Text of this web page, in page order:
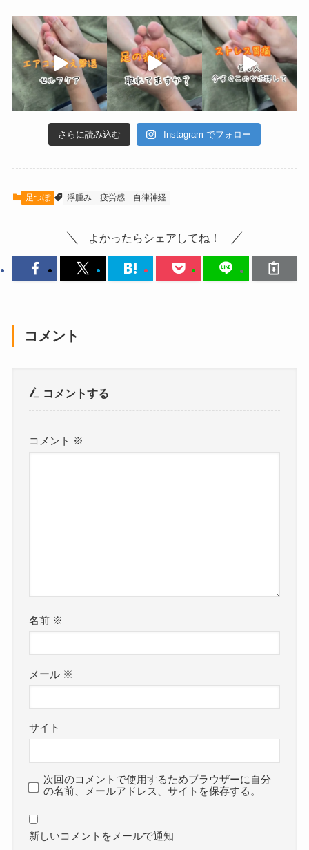
さらに読み込む Instagram でフォロー
足つぼ 浮腫み 疲労感 自律神経
よかったらシェアしてね！
コメント
コメントする
コメント ※
名前 ※
メール ※
サイト
次回のコメントで使用するためブラウザーに自分
の名前、メールアドレス、サイトを保存する。
新しいコメントをメールで通知